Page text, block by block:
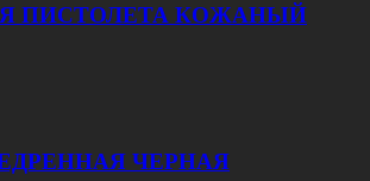
ПИСТОЛЕТА КОЖАНЫЙ
ЧЕРНАЯ